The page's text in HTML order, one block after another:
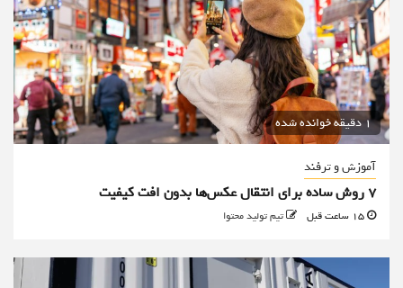
1 دقیقه خوانده شده
آموزش و ترفند
۷ روش ساده برای انتقال عکس‌ها بدون افت کیفیت
تیم تولید محتوا